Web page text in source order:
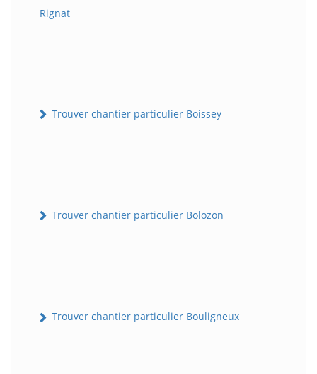
Rignat
Trouver chantier particulier Boissey
Trouver chantier particulier Bolozon
Trouver chantier particulier Bouligneux